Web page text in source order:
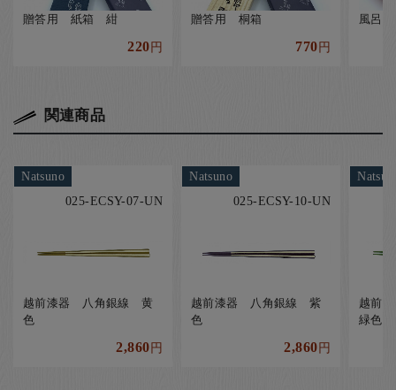
贈答用 紙箱 紺
220円
贈答用 桐箱
770円
風呂
関連商品
Natsuno
025-ECSY-07-UN
越前漆器 八角銀線 黄
色
2,860円
Natsuno
025-ECSY-10-UN
越前漆器 八角銀線 紫
色
2,860円
越前
緑色